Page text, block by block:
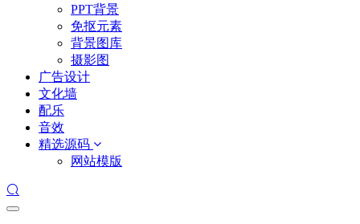
PPT背景
免抠元素
背景图库
摄影图
广告设计
文化墙
配乐
音效
精选源码
网站模版